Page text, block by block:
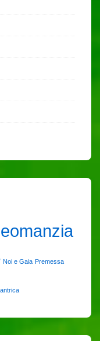
Noi e Gaia Premessa